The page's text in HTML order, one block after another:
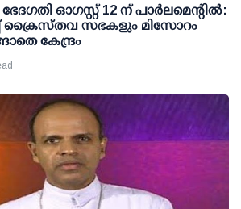
ഓഗസ്റ്റ് 12 ന് പാര്‍ലമെന്റില്‍:
ക്രൈസ്തവ സഭകളും മിസോറം
കേന്ദ്രം